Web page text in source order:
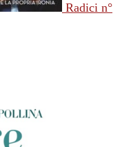
Radici n°